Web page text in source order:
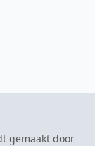
gemaakt door